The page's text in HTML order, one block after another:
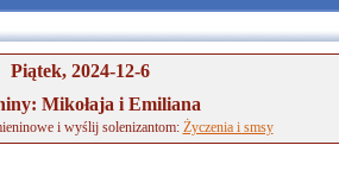
Piątek, 2024-12-6
Mikołaja i Emiliana
i wyślij solenizantom: Życzenia i smsy